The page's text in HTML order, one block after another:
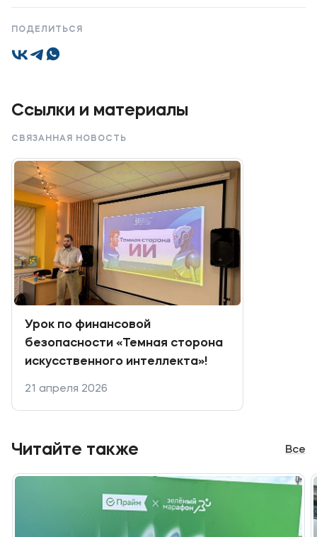
ПОДЕЛИТЬСЯ
Ссылки и материалы
СВЯЗАННАЯ НОВОСТЬ
Урок по финансовой
безопасности «Темная сторона
искусственного интеллекта»!
21 апреля 2026
Читайте также Все